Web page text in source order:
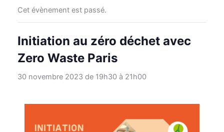
Cet évènement est passé.
Initiation au zéro déchet avec
Zero Waste Paris
30 novembre 2023 de 19h30à 21h00